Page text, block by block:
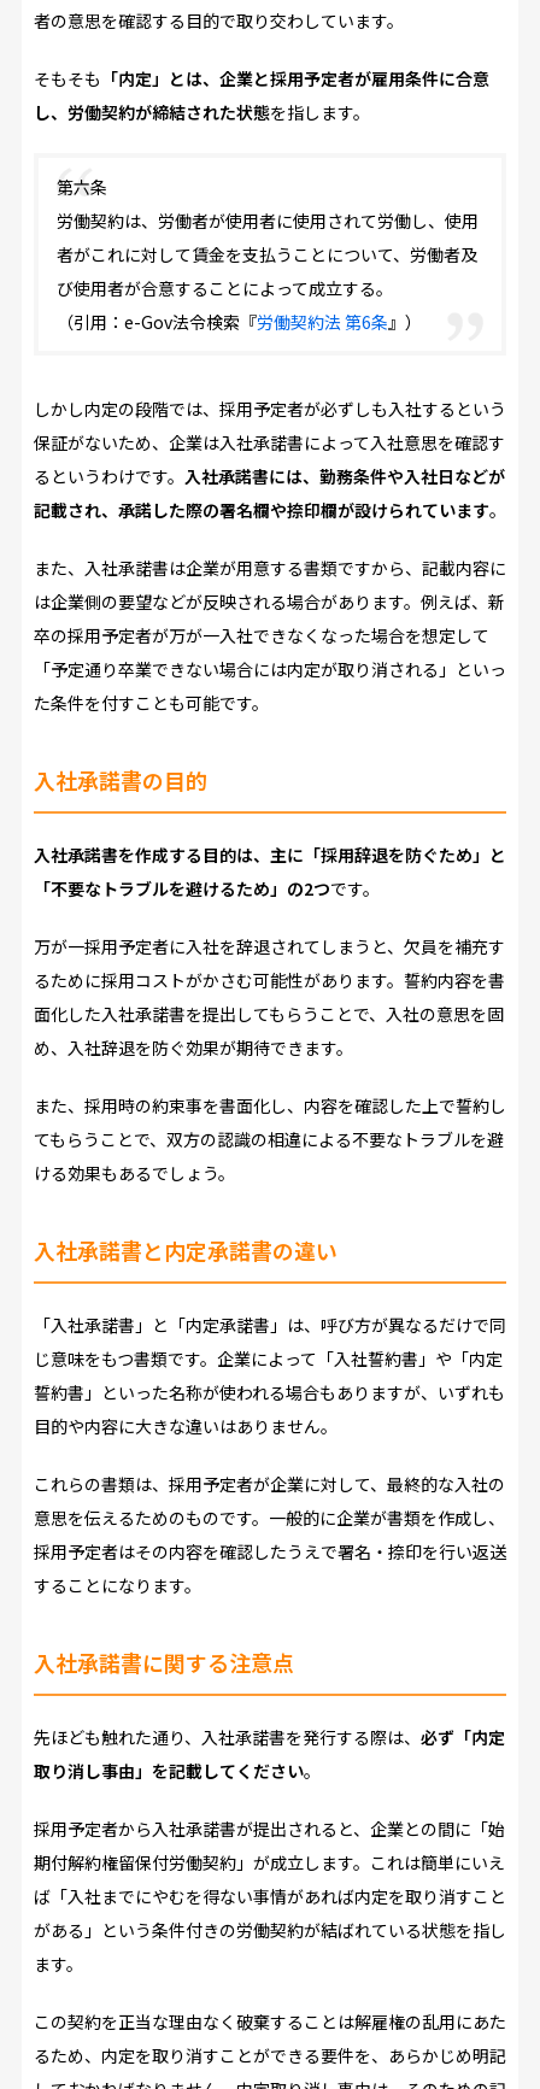
者の意思を確認する目的で取り交わしています。
そもそも 「内定」とは、企業と採用予定者が雇用条件に合意
し、労働契約が締結された状態を指します。
第六条
労働契約は、労働者が使用者に使用されて労働し、使用
者がこれに対して賃金を支払うことについて、労働者及
び使用者が合意することによって成立する。
（引用：e-Gov法令検索『労働契約法 第6条 』）
しかし内定の段階では、採用予定者が必ずしも入社するという
保証がないため、企業は入社承諾書によって入社意思を確認す
るというわけです。 入社承諾書には、勤務条件や入社日などが
記載され、承諾した際の署名欄や捺印欄が設けられています。
また、入社承諾書は企業が用意する書類ですから、記載内容に
は企業側の要望などが反映される場合があります。例えば、新
卒の採用予定者が万が一入社できなくなった場合を想定して
「予定通り卒業できない場合には内定が取り消される」といっ
た条件を付すことも可能です。
入社承諾書の目的
入社承諾書を作成する目的は、主に「採用辞退を防ぐため」と
「不要なトラブルを避けるため」の2つです。
万が一採用予定者に入社を辞退されてしまうと、欠員を補充す
るために採用コストがかさむ可能性があります。誓約内容を書
面化した入社承諾書を提出してもらうことで、入社の意思を固
め、入社辞退を防ぐ効果が期待できます。
また、採用時の約束事を書面化し、内容を確認した上で誓約し
てもらうことで、双方の認識の相違による不要なトラブルを避
ける効果もあるでしょう。
入社承諾書と内定承諾書の違い
「入社承諾書」と「内定承諾書」は、呼び方が異なるだけで同
じ意味をもつ書類です。企業によって「入社誓約書」や「内定
誓約書」といった名称が使われる場合もありますが、いずれも
目的や内容に大きな違いはありません。
これらの書類は、採用予定者が企業に対して、最終的な入社の
意思を伝えるためのものです。一般的に企業が書類を作成し、
採用予定者はその内容を確認したうえで署名・捺印を行い返送
することになります。
入社承諾書に関する注意点
先ほども触れた通り、入社承諾書を発行する際は、 必ず「内定
取り消し事由」を記載してください。
採用予定者から入社承諾書が提出されると、企業との間に「始
期付解約権留保付労働契約」が成立します。これは簡単にいえ
ば「入社までにやむを得ない事情があれば内定を取り消すこと
がある」という条件付きの労働契約が結ばれている状態を指し
ます。
この契約を正当な理由なく破棄することは解雇権の乱用にあた
るため、内定を取り消すことができる要件を、あらかじめ明記